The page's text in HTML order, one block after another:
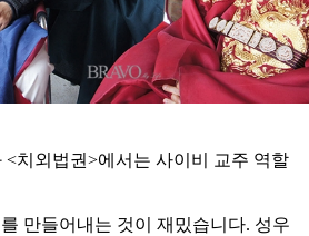
<치외법권>에서는 사이비 교주 역할
만들어내는 것이 재밌습니다. 성우